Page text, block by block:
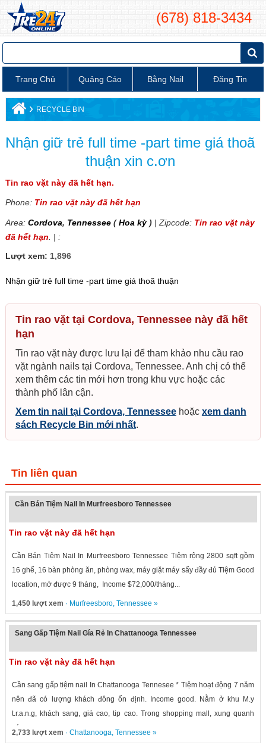
(678) 818-3434
Trang Chủ Quảng Cáo Bằng Nail Đăng Tin
› RECYCLE BIN
Nhận giữ trẻ full time -part time giá thoã
thuận xin c.ơn
Tin rao vặt này đã hết hạn.
Phone: Tin rao vặt này đã hết hạn
Area: Cordova, Tennessee(Hoa kỳ)| Zipcode: Tin rao vặt này
đã hết hạn . | :
Lượt xem: 1,896
Nhận giữ trẻ full time -part time giá thoã thuận
Tin rao vặt tại Cordova, Tennessee này đã hết
hạn
Tin rao vặt này được lưu lại để tham khảo nhu cầu rao
vặt ngành nails tại Cordova, Tennessee. Anh chị có thể
xem thêm các tin mới hơn trong khu vực hoặc các
thành phố lân cận.
Xem tin nail tại Cordova, Tennesseehoặc xem danh
sách Recycle Bin mới nhất.
Tin liên quan
Cần Bán Tiệm Nail In Murfreesboro Tennessee
Tin rao vặt này đã hết hạn
Cần Bán Tiệm Nail In Murfreesboro Tennessee Tiệm rộng 2800 sqft gồm
16 ghế, 16 bàn phòng ăn, phòng wax, máy giặt máy sấy đầy đủ Tiệm Good
location, mở được 9 tháng, Income $72,000/tháng...
1,450 lượt xem · Murfreesboro, Tennessee »
Sang Gấp Tiệm Nail Gía Rẻ In Chattanooga Tennessee
Tin rao vặt này đã hết hạn
Cần sang gấp tiệm nail In Chattanooga Tennesee * Tiệm hoạt động 7 năm
nên đã có lượng khách đông ổn định. Income good. Nằm ở khu M.y
t.r.a.n.g, khách sang, giá cao, tip cao. Trong shopping mall, xung quanh
có...
2,733 lượt xem · Chattanooga, Tennessee »